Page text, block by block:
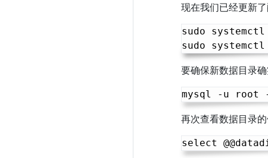
现在我们已经更新
sudo
要确保新数据目录
再次查看数据目录的